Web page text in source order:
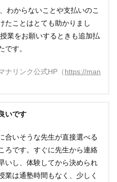
わからないことや支払いのこ
たことはとても助かりまし
業をお願いするときも追加払
です。
ナリンク公式HP（https://
いです
合いそうな先生が直接選べる
ろです。すぐに先生から連絡
いし、体験してから決められ
業は通塾時間もなく、少しく